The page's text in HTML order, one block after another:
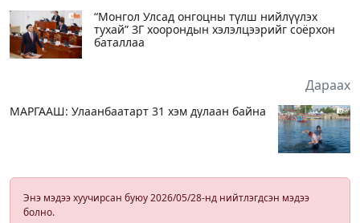
“Монгол Улсад онгоцны түлш нийлүүлэх
тухай” ЗГ хоорондын хэлэлцээрийг соёрхон
баталлаа
Дараах
МАРГААШ: Улаанбаатарт 31 хэм дулаан байна
Энэ мэдээ хуучирсан буюу 2026/05/28-нд нийтлэгдсэн мэдээ
болно.